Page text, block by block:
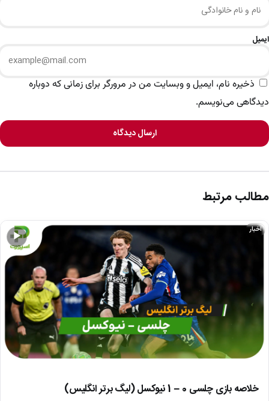
ایمیل
ذخیره نام، ایمیل و وبسایت من در مرورگر برای زمانی که دوباره
دیدگاهی می‌نویسم.
ارسال دیدگاه
مطالب مرتبط
▶
اخبار
خلاصه بازی چلسی 0 – 1 نیوکسل (لیگ برتر انگلیس)